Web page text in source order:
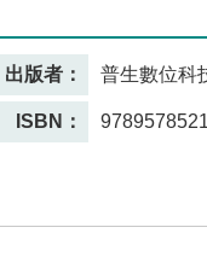
出版者： 普生數位科
ISBN：